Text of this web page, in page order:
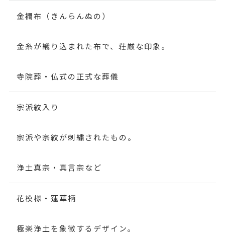
金襴布（きんらんぬの）
金糸が織り込まれた布で、荘厳な印象。
寺院葬・仏式の正式な葬儀
宗派紋入り
宗派や宗紋が刺繍されたもの。
浄土真宗・真言宗など
花模様・蓮華柄
極楽浄土を象徴するデザイン。